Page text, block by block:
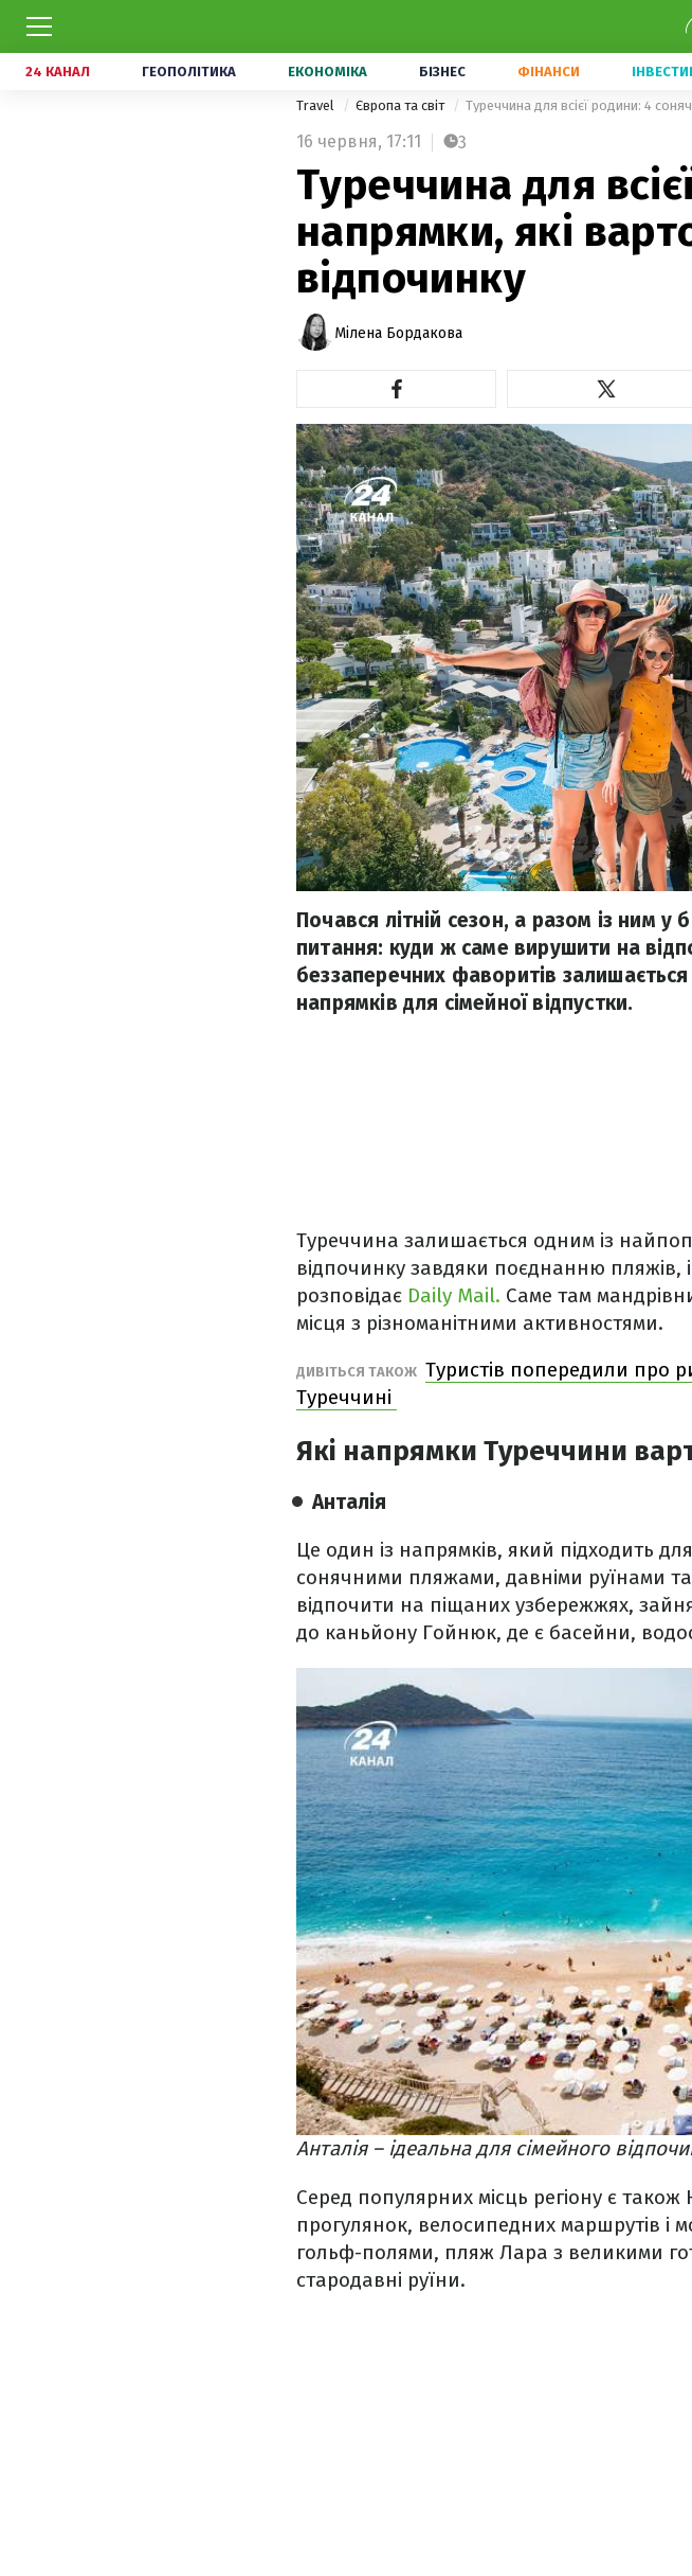
24 КАНАЛ ГЕОПОЛІТИКА ЕКОНОМІКА БІЗНЕС ФІНАНСИ
Travel Європа та світ Туреччина для всієї родини: 4
16 червня, 17:11 3
Туреччина для
напрямки, які
відпочинку
Мілена Бордакова
Почався літній сезон, а разом із ним у
питання: куди ж саме вирушити на
беззаперечних фаворитів
напрямків для сімейної відпустки.
Туреччина залишається одним із
відпочинку завдяки поєднанню пляжів,
розповідає Daily Mail. Саме там
місця з різноманітними активностями.
ДИВІТЬСЯ ТАКОЖ Туристів попередили про
Туреччині
Які напрямки Туреччини
Анталія
Це один із напрямків, який підходить
сонячними пляжами, давніми руїнами
відпочити на піщаних узбережжях,
до каньйону Гойнюк, де є басейни,
Анталія – ідеальна для сімейного
Серед популярних місць регіону є
прогулянок, велосипедних маршрутів і
гольф-полями, пляж Лара з великими
стародавні руїни.